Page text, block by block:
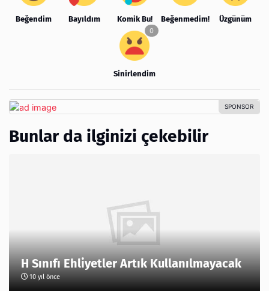
Beğendim Bayıldım Komik Bu! Beğenmedim! Üzgünüm
Sinirlendim
Bunlar da ilginizi çekebilir
H Sınıfı Ehliyetler Artık Kullanılmayacak
10 yıl önce